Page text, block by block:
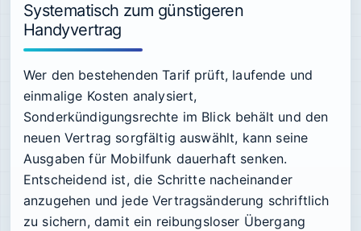
Systematisch zum günstigeren
Handyvertrag
Wer den bestehenden Tarif prüft, laufende und
einmalige Kosten analysiert,
Sonderkündigungsrechte im Blick behält und den
neuen Vertrag sorgfältig auswählt, kann seine
Ausgaben für Mobilfunk dauerhaft senken.
Entscheidend ist, die Schritte nacheinander
anzugehen und jede Vertragsänderung schriftlich
zu sichern, damit ein reibungsloser Übergang